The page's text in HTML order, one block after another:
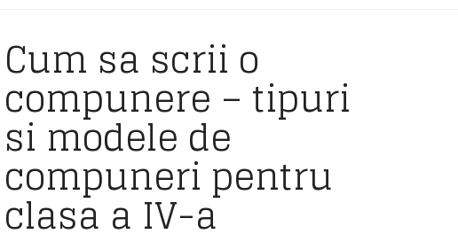
Cum sa scrii o
compunere – tipuri
si modele de
compuneri pentru
clasa a IV-a